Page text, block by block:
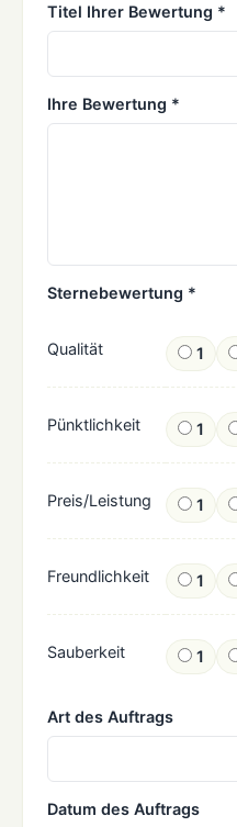
Titel Ihrer Bewertung *
Ihre Bewertung *
Sternebewertung *
Qualität 1
Pünktlichkeit 1
Preis/Leistung 1
Freundlichkeit 1
Sauberkeit 1
Art des Auftrags
Datum des Auftrags